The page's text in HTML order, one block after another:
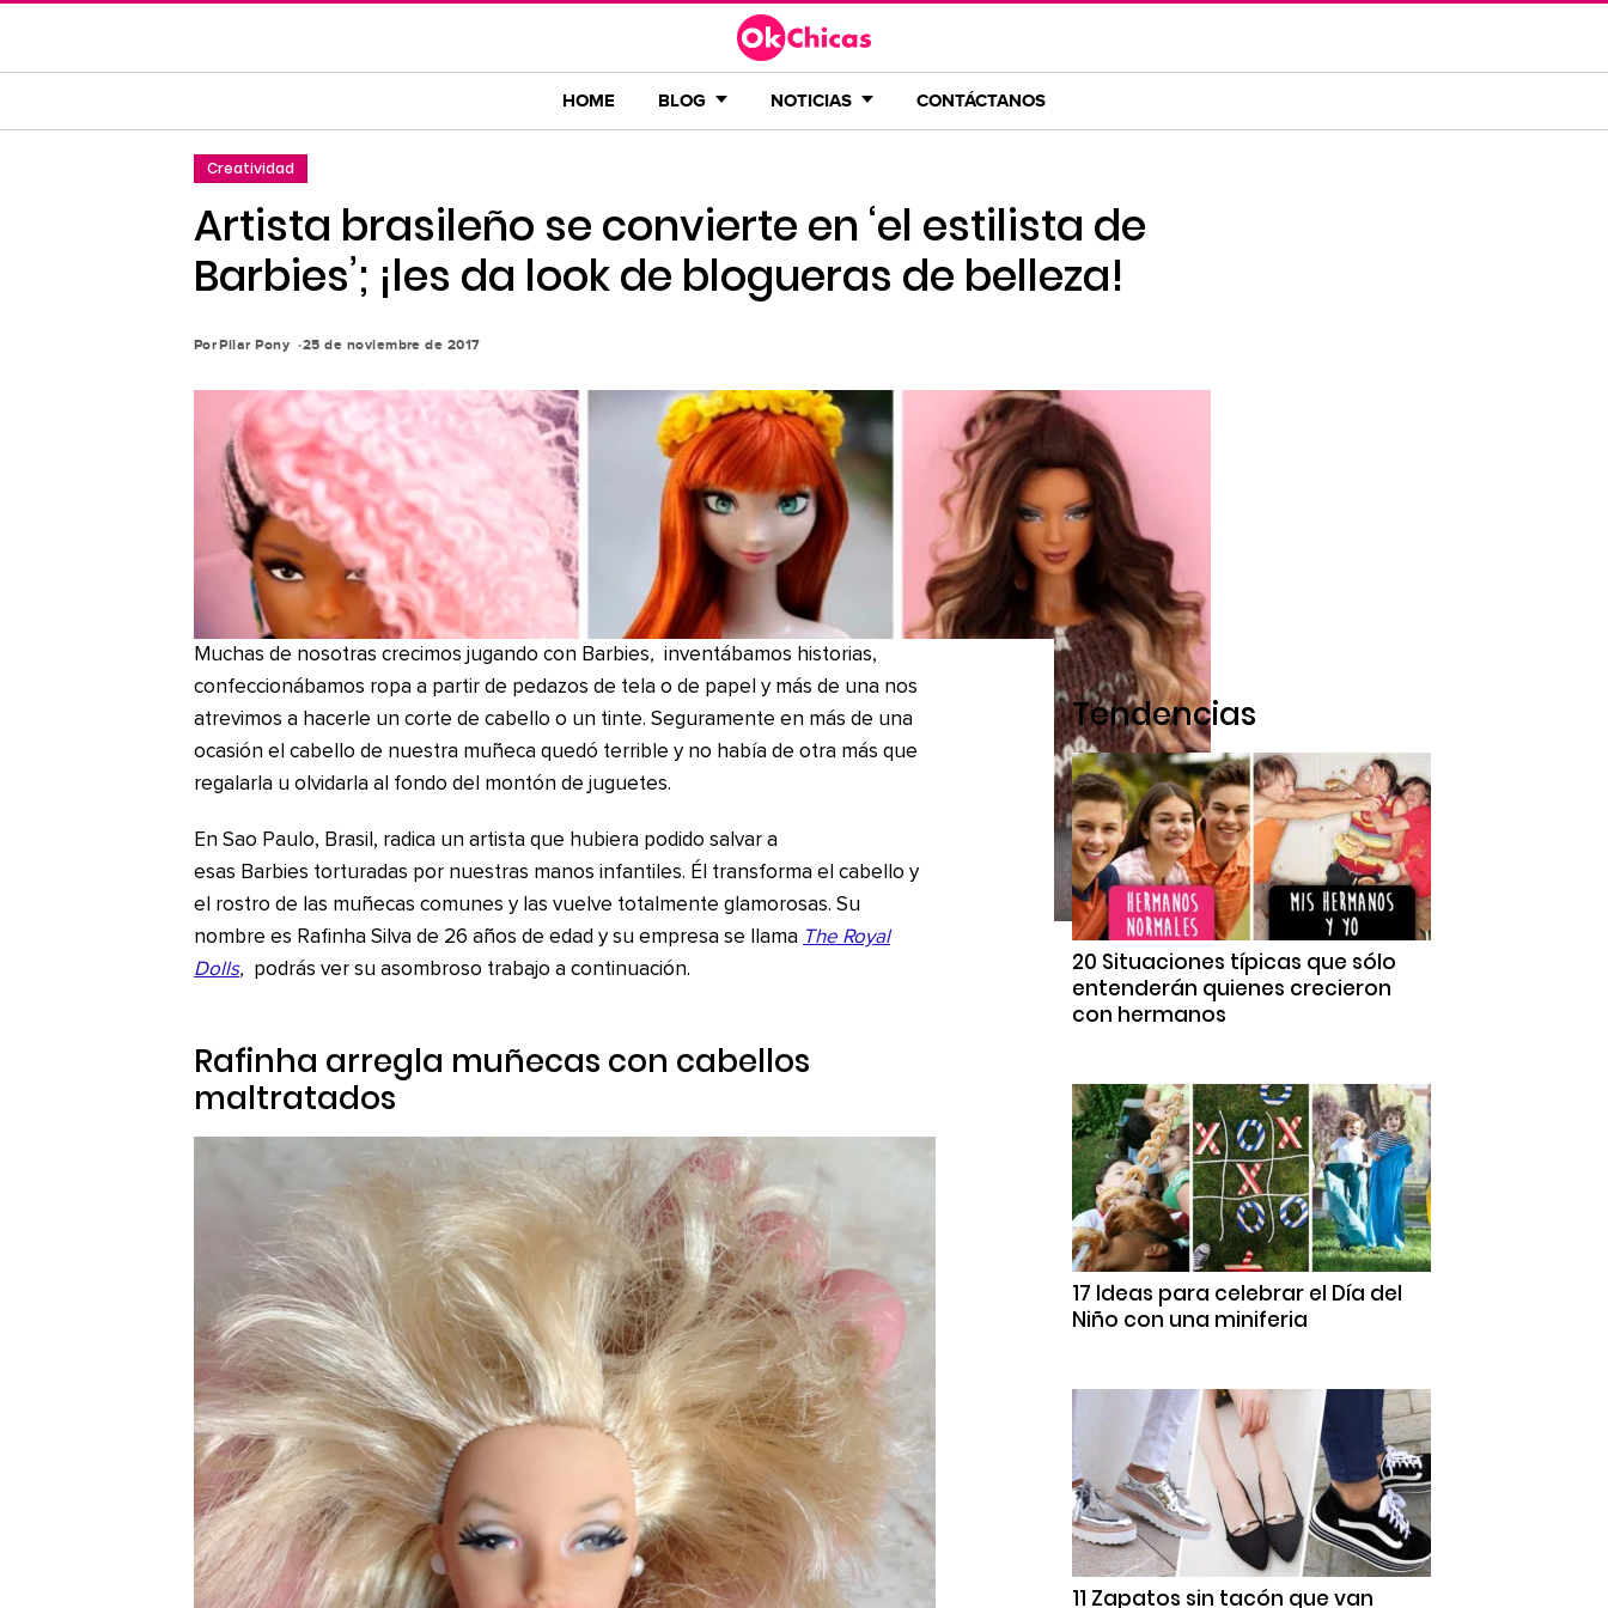
contenido
HOME BLOG NOTICIAS CONTÁCTANOS
Creatividad
Artista brasileño se convierte en ‘el estilista de
Barbies’; ¡les da look de blogueras de belleza!
PorPilar Pony 25 de noviembre de 2017
Muchas de nosotras crecimos jugando con Barbies, inventábamos historias,
confeccionábamos ropa a partir de pedazos de tela o de papel y más de una nos
atrevimos a hacerle un corte de cabello o un tinte. Seguramente en más de una
ocasión el cabello de nuestra muñeca quedó terrible y no había de otra más que
regalarla u olvidarla al fondo del montón de juguetes.
En Sao Paulo, Brasil, radica un artista que hubiera podido salvar a
esas Barbies torturadas por nuestras manos infantiles. Él transforma el cabello y
el rostro de las muñecas comunes y las vuelve totalmente glamorosas. Su
nombre es Rafinha Silva de 26 años de edad y su empresa se llama The Royal
Dolls, podrás ver su asombroso trabajo a continuación.
Rafinha arregla muñecas con cabellos
maltratados
Tendencias
20 Situaciones típicas que sólo
entenderán quienes crecieron
con hermanos
17 Ideas para celebrar el Día del
Niño con una miniferia
11 Zapatos sin tacón que van